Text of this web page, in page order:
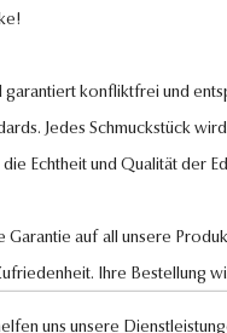
garantiert konfliktfrei und
Jedes Schmuckstück
Echtheit und Qualität der
Garantie auf all unsere
Ihre Bestellung
geliefert, zusätzlich
uns unsere